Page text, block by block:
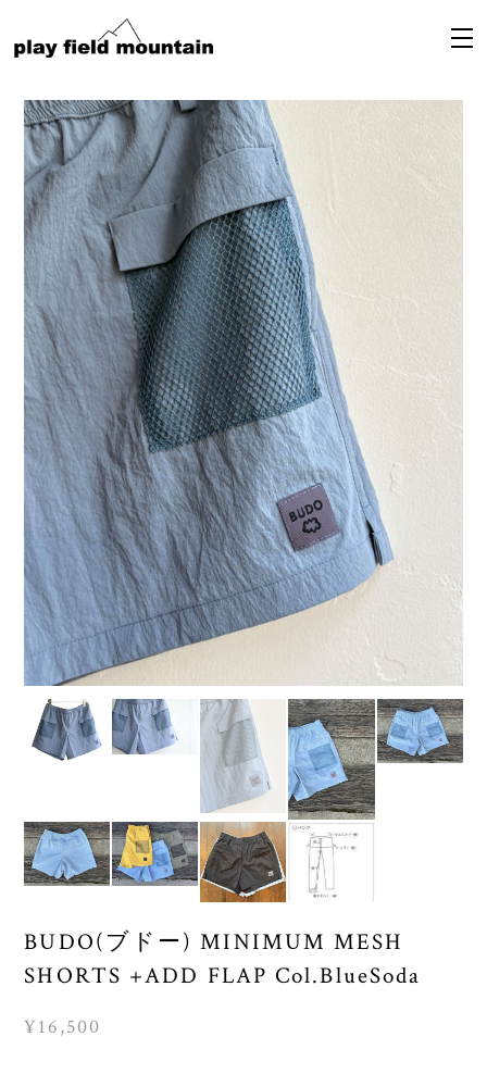
BUDO(ブドー) MINIMUM MESH
SHORTS +ADD FLAP Col.BlueSoda
¥16,500